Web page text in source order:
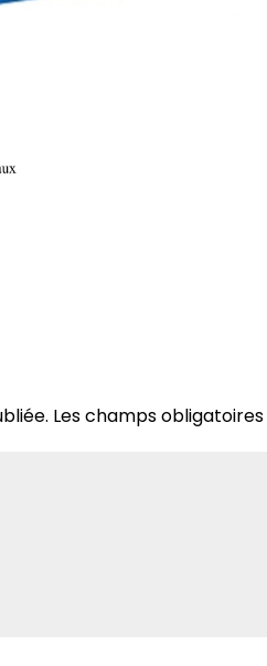
Les champs